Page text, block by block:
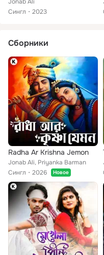
Сингл
2023
Сборники
Radha Ar Krishna Jemon
Jonab Ali, Priyanka Barman
Сингл
2026 Новое